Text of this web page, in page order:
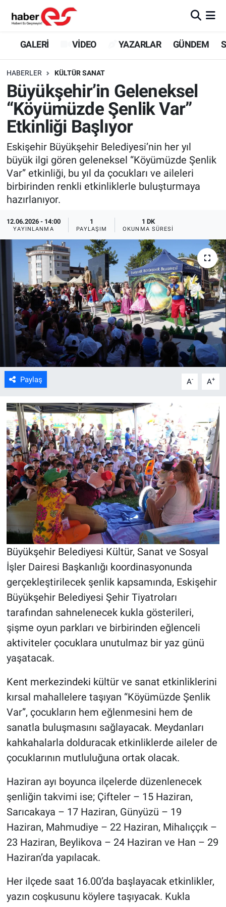
GALERİ VİDEO YAZARLAR GÜNDEM
HABERLER KÜLTÜR SANAT
Büyükşehir’in Geleneksel
“Köyümüzde Şenlik Var”
Etkinliği Başlıyor
Eskişehir Büyükşehir Belediyesi’nin her yıl
büyük ilgi gören geleneksel “Köyümüzde Şenlik
Var” etkinliği, bu yıl da çocukları ve aileleri
birbirinden renkli etkinliklerle buluşturmaya
hazırlanıyor.
12.06.2026 - 14:00
YAYINLANMA
1
PAYLAŞIM
1 DK
OKUNMA SÜRESI
Paylaş A- A+
Büyükşehir Belediyesi Kültür, Sanat ve Sosyal
İşler Dairesi Başkanlığı koordinasyonunda
gerçekleştirilecek şenlik kapsamında, Eskişehir
Büyükşehir Belediyesi Şehir Tiyatroları
tarafından sahnelenecek kukla gösterileri,
şişme oyun parkları ve birbirinden eğlenceli
aktiviteler çocuklara unutulmaz bir yaz günü
yaşatacak.
Kent merkezindeki kültür ve sanat etkinliklerini
kırsal mahallelere taşıyan “Köyümüzde Şenlik
Var”, çocukların hem eğlenmesini hem de
sanatla buluşmasını sağlayacak. Meydanları
kahkahalarla dolduracak etkinliklerde aileler de
çocuklarının mutluluğuna ortak olacak.
Haziran ayı boyunca ilçelerde düzenlenecek
şenliğin takvimi ise; Çifteler – 15 Haziran,
Sarıcakaya – 17 Haziran, Günyüzü – 19
Haziran, Mahmudiye – 22 Haziran, Mihalıççık –
23 Haziran, Beylikova – 24 Haziran ve Han – 29
Haziran’da yapılacak.
Her ilçede saat 16.00’da başlayacak etkinlikler,
yazın coşkusunu köylere taşıyacak. Kukla
GALERİ
YAZARLAR
GÜNDEM
SİYASET
TEKNOLOJİ
EKONOMİ
SPOR
ASAYİŞ
Eskişehir Nöbetçi Eczaneler
Eskişehir Trafik Yoğunluk Haritası
Süper Lig Puan Durumu ve Fikstür
Tüm Manşetler
Son Dakika Haberleri
Haber Arşivi